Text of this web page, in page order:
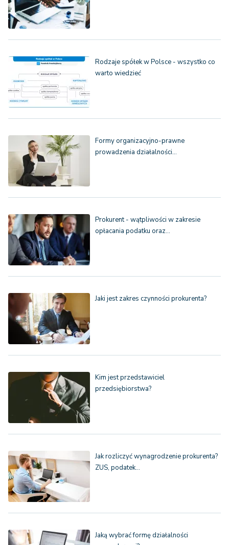
Rodzaje spółek w Polsce - wszystko co
warto wiedzieć
Formy organizacyjno-prawne
prowadzenia działalności…
Prokurent - wątpliwości w zakresie
opłacania podatku oraz…
Jaki jest zakres czynności prokurenta?
Kim jest przedstawiciel
przedsiębiorstwa?
Jak rozliczyć wynagrodzenie prokurenta?
ZUS, podatek…
Jaką wybrać formę działalności